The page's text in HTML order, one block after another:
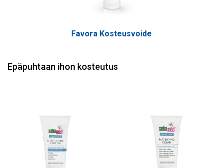
Favora Kosteusvoide
Epäpuhtaan ihon kosteutus